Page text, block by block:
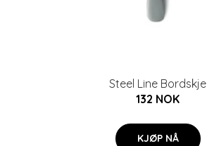
Steel Line Bordskje
132 NOK
KJØP NÅ